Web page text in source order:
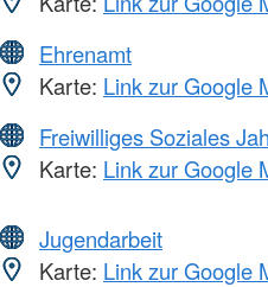
Ehrenamt
Karte: Link zur Google
Freiwilliges Soziales
Karte: Link zur Google
Jugendarbeit
Karte: Link zur Google